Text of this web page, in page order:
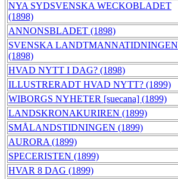
NYA SYDSVENSKA WECKOBLADET
(1898)
ANNONSBLADET (1898)
SVENSKA LANDTMANNATIDNINGEN
(1898)
HVAD NYTT I DAG? (1898)
ILLUSTRERADT HVAD NYTT? (1899)
WIBORGS NYHETER [suecana] (1899)
LANDSKRONAKURIREN (1899)
SMÅLANDSTIDNINGEN (1899)
AURORA (1899)
SPECERISTEN (1899)
HVAR 8 DAG (1899)